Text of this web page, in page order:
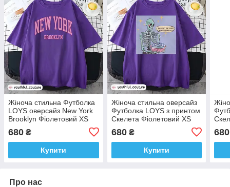
Жіноча стильна Футболка
LOYS оверсайз New York
Brooklyn Фіолетовий XS
680 ₴
Купити
Жіноча стильна оверсайз
Футболка LOYS з принтом
Скелета Фіолетовий XS
680₴
Купити
680
Про нас